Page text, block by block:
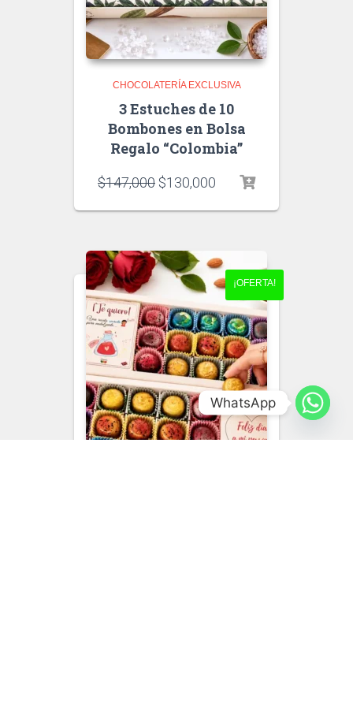
CHOCOLATERÍA EXCLUSIVA
3 Estuches de 10
Bombones en Bolsa
Regalo “Colombia”
$147,000 $130,000
¡OFERTA!
WhatsApp